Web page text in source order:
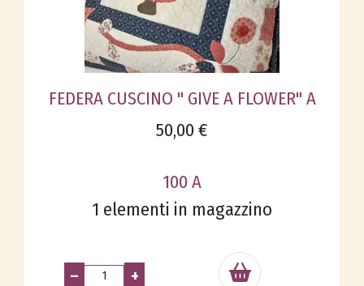
FEDERA CUSCINO " GIVE A FLOWER" A
50,00 €
100 A
1 elementi in magazzino
– +